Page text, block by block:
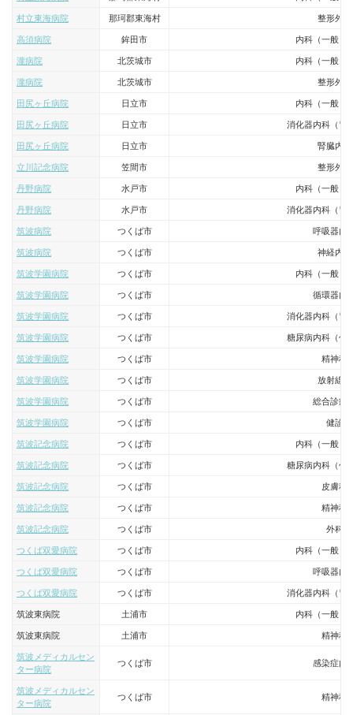
村立東海病院 那珂郡東海村 整形外科
高須病院 鉾田市 内科（一般・
瀧病院 北茨城市 内科（一般・
瀧病院 北茨城市 整形外科
田尻ヶ丘病院 日立市 内科（一般・
田尻ヶ丘病院 日立市 消化器内科（胃
田尻ヶ丘病院 日立市 腎臓内科
立川記念病院 笠間市 整形外科
丹野病院 水戸市 内科（一般・
丹野病院 水戸市 消化器内科（胃
筑波病院 つくば市 呼吸器内
筑波病院 つくば市 神経内科
筑波学園病院 つくば市 内科（一般・
筑波学園病院 つくば市 循環器内
筑波学園病院 つくば市 消化器内科（胃
筑波学園病院 つくば市 糖尿病内科（代
筑波学園病院 つくば市 精神科
筑波学園病院 つくば市 放射線科
筑波学園病院 つくば市 総合診療
筑波学園病院 つくば市 健診
筑波記念病院 つくば市 内科（一般・
筑波記念病院 つくば市 糖尿病内科（代
筑波記念病院 つくば市 皮膚科
筑波記念病院 つくば市 精神科
筑波記念病院 つくば市 外科
つくば双愛病院 つくば市 内科（一般・
つくば双愛病院 つくば市 呼吸器内
つくば双愛病院 つくば市 消化器内科（胃
筑波東病院 土浦市 内科（一般・
筑波東病院 土浦市 精神科
筑波メディカルセン
ター病院
つくば市 感染症内
筑波メディカルセン
ター病院
つくば市 精神科